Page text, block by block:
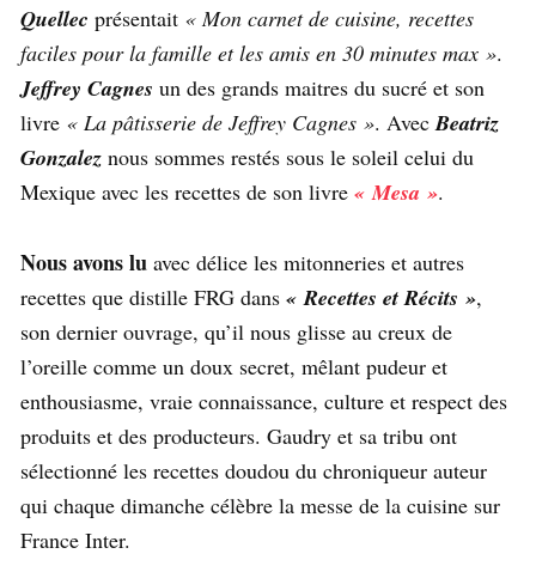
Quellec présentait « Mon carnet de cuisine, recettes
faciles pour la famille et les amis en 30 minutes max ».
Jeffrey Cagnes un des grands maitres du sucré et son
livre « La pâtisserie de Jeffrey Cagnes ». AvecBeatriz
Gonzalez nous sommes restés sous le soleil celui du
Mexique avec les recettes de son livre « Mesa ».
Nous avons lu avec délice les mitonneries et autres
recettes que distille FRG dans « Recettes et Récits »,
son dernier ouvrage, qu’il nous glisse au creux de
l’oreille comme un doux secret, mêlant pudeur et
enthousiasme, vraie connaissance, culture et respect des
produits et des producteurs. Gaudry et sa tribu ont
sélectionné les recettes doudou du chroniqueur auteur
qui chaque dimanche célèbre la messe de la cuisine sur
France Inter.